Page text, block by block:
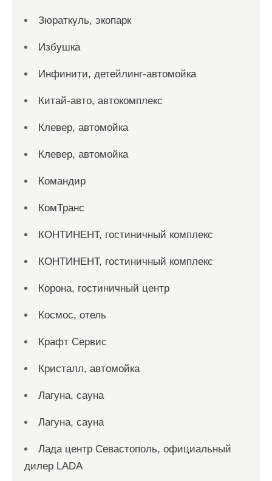
Зюраткуль, экопарк
Избушка
Инфинити, детейлинг-автомойка
Китай-авто, автокомплекс
Клевер, автомойка
Клевер, автомойка
Командир
КомТранс
КОНТИНЕНТ, гостиничный комплекс
КОНТИНЕНТ, гостиничный комплекс
Корона, гостиничный центр
Космос, отель
Крафт Сервис
Кристалл, автомойка
Лагуна, сауна
Лагуна, сауна
Лада центр Севастополь, официальный
дилер LADA